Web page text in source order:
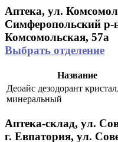
Аптека, ул.
Симферопольский р-
Комсомольская, 57а
Выбрать отделение
Название
Деоайс дезодорант
минеральный
Аптека-склад, ул.
г. Евпатория, ул.